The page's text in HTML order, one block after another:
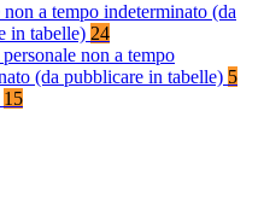
non a tempo indeterminato (da
in tabelle) 24
non a tempo
(da pubblicare in tabelle) 5
15